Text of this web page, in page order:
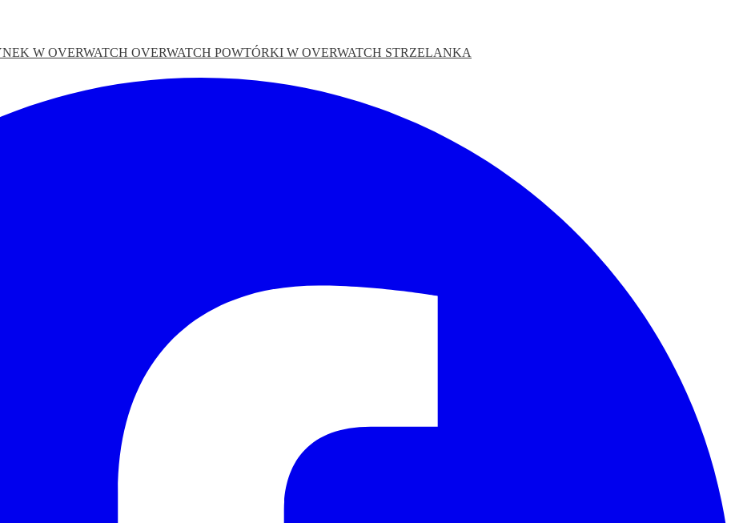
W OVERWATCH OVERWATCH POWTÓRKI W OVERWATCH STRZELANKA